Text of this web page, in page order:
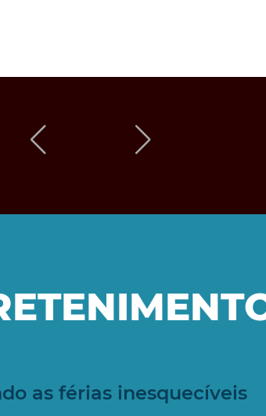
as férias inesquecíveis